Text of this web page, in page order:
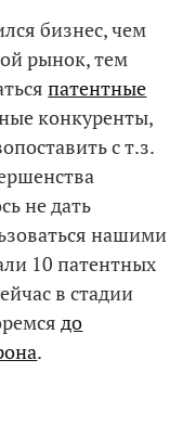
бизнес, чем
рынок, тем
патентные
конкуренты,
с т.з.
не дать
нашими
10 патентных
в стадии
до
.